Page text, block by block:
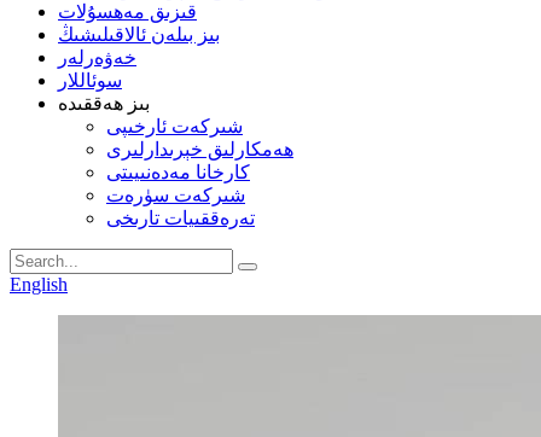
قىزىق مەھسۇلات
بىز بىلەن ئالاقىلىشىڭ
خەۋەرلەر
سوئاللار
بىز ھەققىدە
شىركەت ئارخىپى
ھەمكارلىق خېرىدارلىرى
كارخانا مەدەنىيىتى
شىركەت سۈرەت
تەرەققىيات تارىخى
English